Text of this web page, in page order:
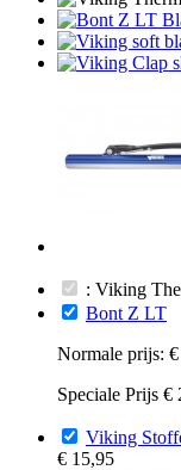
: Viking
Bont Z LT
Normale prijs:
Speciale Prijs €
Viking
€ 15,95